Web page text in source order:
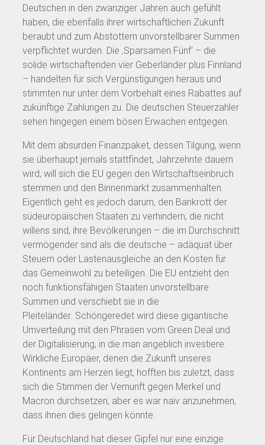
Deutschen in den zwanziger Jahren auch gefühlt
haben, die ebenfalls ihrer wirtschaftlichen Zukunft
beraubt und zum Abstottern unvorstellbarer Summen
verpflichtet wurden. Die ‚Sparsamen Fünf‘ – die
solide wirtschaftenden vier Geberländer plus Finnland
– handelten für sich Vergünstigungen heraus und
stimmten nur unter dem Vorbehalt eines Rabattes auf
zukünftige Zahlungen zu. Die deutschen Steuerzahler
sehen hingegen einem bösen Erwachen entgegen.
Mit dem absurden Finanzpaket, dessen Tilgung, wenn
sie überhaupt jemals stattfindet, Jahrzehnte dauern
wird, will sich die EU gegen den Wirtschaftseinbruch
stemmen und den Binnenmarkt zusammenhalten.
Eigentlich geht es jedoch darum, den Bankrott der
südeuropäischen Staaten zu verhindern, die nicht
willens sind, ihre Bevölkerungen – die im Durchschnitt
vermögender sind als die deutsche – adäquat über
Steuern oder Lastenausgleiche an den Kosten für
das Gemeinwohl zu beteiligen. Die EU entzieht den
noch funktionsfähigen Staaten unvorstellbare
Summen und verschiebt sie in die
Pleiteländer. Schöngeredet wird diese gigantische
Umverteilung mit den Phrasen vom Green Deal und
der Digitalisierung, in die man angeblich investiere.
Wirkliche Europäer, denen die Zukunft unseres
Kontinents am Herzen liegt, hofften bis zuletzt, dass
sich die Stimmen der Vernunft gegen Merkel und
Macron durchsetzen, aber es war naiv anzunehmen,
dass ihnen dies gelingen könnte.
Für Deutschland hat dieser Gipfel nur eine einzige